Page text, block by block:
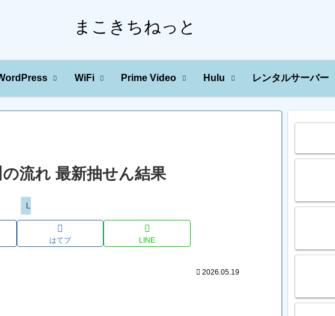
まこきちねっと
WiFi Prime Video Hulu レンタルサーバー
流れ 最新抽せん結果
Loto
はてブ LINE
2026.05.19